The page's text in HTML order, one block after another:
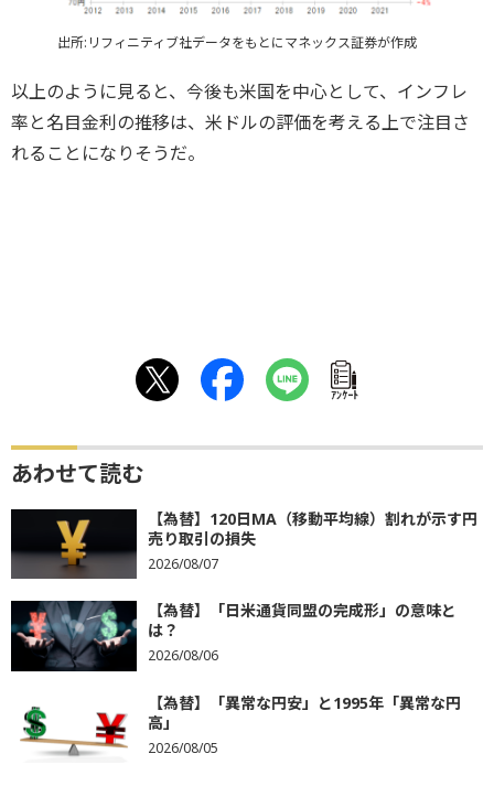
出所:リフィニティブ社データをもとにマネックス証券が作成
以上のように見ると、今後も米国を中心として、インフレ
率と名目金利の推移は、米ドルの評価を考える上で注目さ
れることになりそうだ。
ｱﾝｹｰﾄ
あわせて読む
【為替】120日MA（移動平均線）割れが示す円
売り取引の損失
2026/08/07
【為替】「日米通貨同盟の完成形」の意味と
は？
2026/08/06
【為替】「異常な円安」と1995年「異常な円
高」
2026/08/05